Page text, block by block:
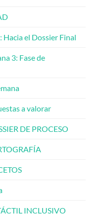
Hacia el Dossier Final
3: Fase de
a valorar
DE PROCESO
INCLUSIVO